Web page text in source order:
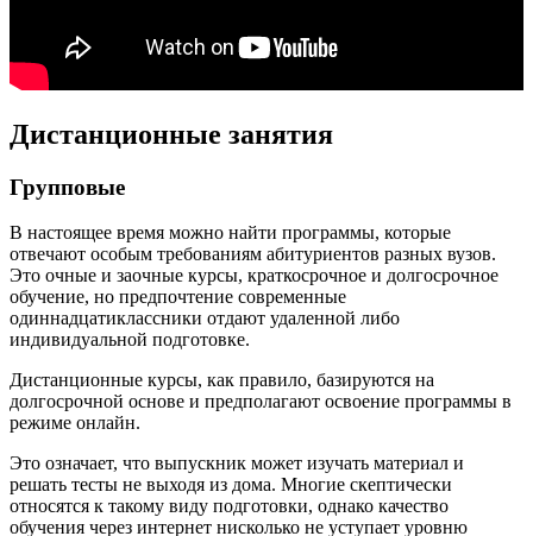
Дистанционные занятия
Групповые
В настоящее время можно найти программы, которые
отвечают особым требованиям абитуриентов разных вузов.
Это очные и заочные курсы, краткосрочное и долгосрочное
обучение, но предпочтение современные
одиннадцатиклассники отдают удаленной либо
индивидуальной подготовке.
Дистанционные курсы, как правило, базируются на
долгосрочной основе и предполагают освоение программы в
режиме онлайн.
Это означает, что выпускник может изучать материал и
решать тесты не выходя из дома. Многие скептически
относятся к такому виду подготовки, однако качество
обучения через интернет нисколько не уступает уровню